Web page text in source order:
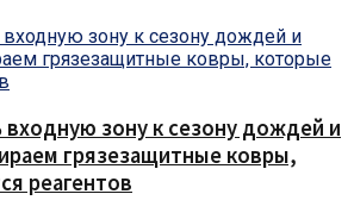
входную зону к сезону дождей и
грязезащитные ковры,
реагентов